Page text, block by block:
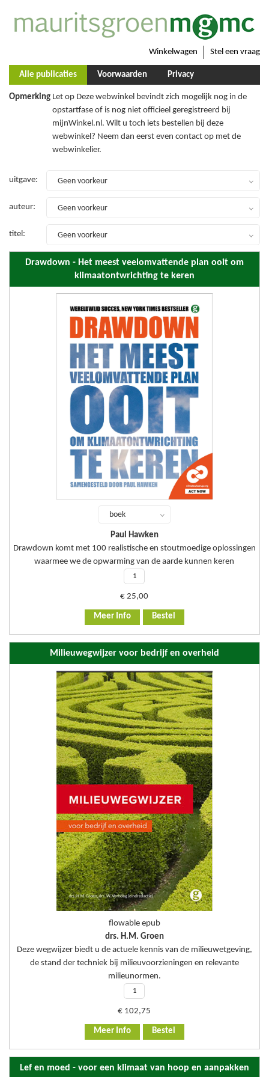
Winkelwagen Stel een vraag
Alle publicaties Voorwaarden Privacy
Opmerking Let op Deze webwinkel bevindt zich mogelijk nog in de
opstartfase of is nog niet officieel geregistreerd bij
mijnWinkel.nl. Wilt u toch iets bestellen bij deze
webwinkel? Neem dan eerst even contact op met de
webwinkelier.
uitgave: Geen voorkeur
auteur: Geen voorkeur
titel: Geen voorkeur
Drawdown - Het meest veelomvattende plan ooit om
klimaatontwrichting te keren
boek
Paul Hawken
Drawdown komt met 100 realistische en stoutmoedige oplossingen
waarmee we de opwarming van de aarde kunnen keren
€25,00
Meer Info Bestel
Milieuwegwijzer voor bedrijf en overheid
flowable epub
drs. H.M. Groen
Deze wegwijzer biedt u de actuele kennis van de milieuwetgeving,
de stand der techniek bij milieuvoorzieningen en relevante
milieunormen.
€ 102,75
Meer Info Bestel
Lef en moed - voor een klimaat van hoop en aanpakken